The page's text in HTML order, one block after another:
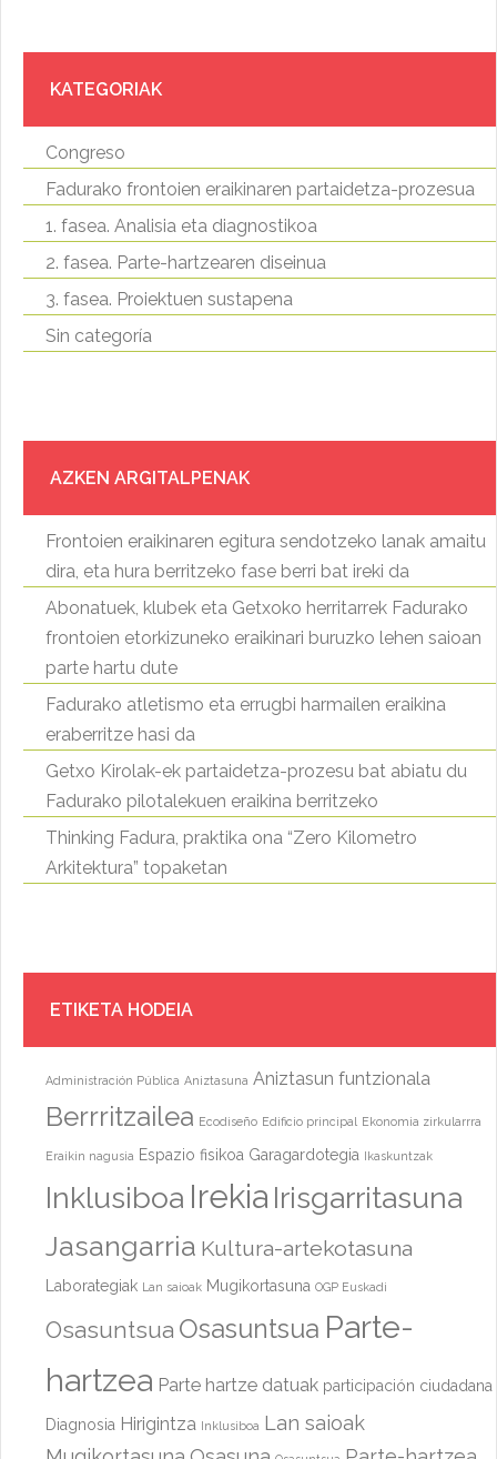
KATEGORIAK
Congreso
Fadurako frontoien eraikinaren partaidetza-prozesua
1. fasea. Analisia eta diagnostikoa
2. fasea. Parte-hartzearen diseinua
3. fasea. Proiektuen sustapena
Sin categoría
AZKEN ARGITALPENAK
Frontoien eraikinaren egitura sendotzeko lanak amaitu
dira, eta hura berritzeko fase berri bat ireki da
Abonatuek, klubek eta Getxoko herritarrek Fadurako
frontoien etorkizuneko eraikinari buruzko lehen saioan
parte hartu dute
Fadurako atletismo eta errugbi harmailen eraikina
eraberritze hasi da
Getxo Kirolak-ek partaidetza-prozesu bat abiatu du
Fadurako pilotalekuen eraikina berritzeko
Thinking Fadura, praktika ona “Zero Kilometro
Arkitektura” topaketan
ETIKETA HODEIA
Administración Pública Aniztasuna Aniztasun funtzionala
Berrritzailea Ecodiseño Edificio principal Ekonomia zirkularrra
Eraikin nagusia Espazio fisikoa Garagardotegia Ikaskuntzak
Inklusiboa Irekia Irisgarritasuna
Jasangarria Kultura-artekotasuna
Laborategiak Lan saioak Mugikortasuna OGP Euskadi
Osasuntsua Osasuntsua Parte-
hartzea Parte hartze datuak participación ciudadana
Diagnosia Hirigintza Inklusiboa Lan saioak